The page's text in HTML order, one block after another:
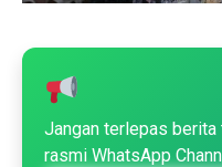
Jangan terlepas
rasmi WhatsApp